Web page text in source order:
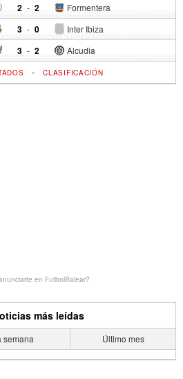
2 - Formentera
2
3 - Inter Ibiza
0
3 - Alcudia
2
-CLASIFICACIÓN
en FutbolBalear?
más leídas
semana Último mes